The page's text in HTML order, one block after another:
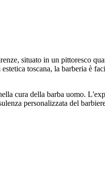
situato in un pittoresco
toscana, la barberia è
della barba uomo.
personalizzata del